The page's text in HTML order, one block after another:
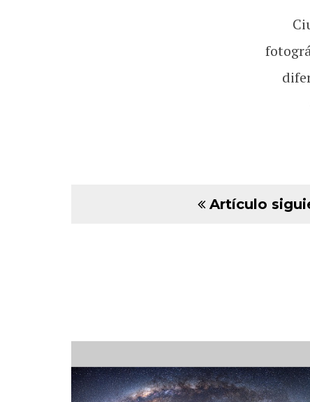
Artículo